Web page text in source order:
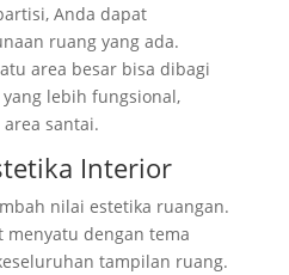
Anda dapat
ruang yang ada.
area besar bisa dibagi
lebih fungsional,
santai.
Interior
nilai estetika ruangan.
menyatu dengan tema
tampilan ruang.